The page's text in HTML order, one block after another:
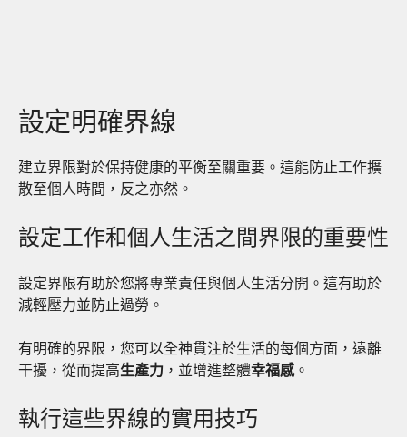
設定明確界線
建立界限對於保持健康的平衡至關重要。這能防止工作擴
散至個人時間，反之亦然。
設定工作和個人生活之間界限的重要性
設定界限有助於您將專業責任與個人生活分開。這有助於
減輕壓力並防止過勞。
有明確的界限，您可以全神貫注於生活的每個方面，遠離
干擾，從而提高生產力 ，並增進整體幸福感。
執行這些界線的實用技巧